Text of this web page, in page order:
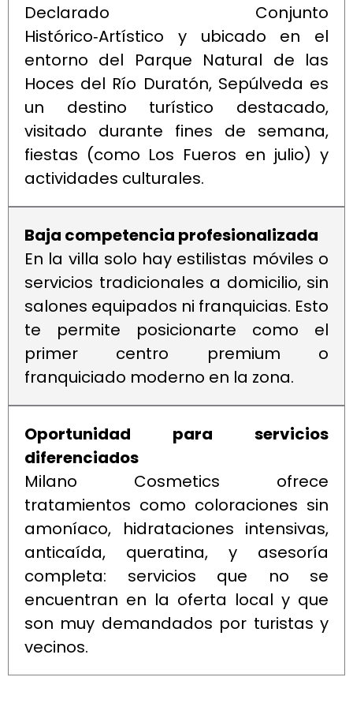
Declarado Conjunto
Histórico‑Artístico y ubicado en el
entorno del Parque Natural de las
Hoces del Río Duratón, Sepúlveda es
un destino turístico destacado,
visitado durante fines de semana,
fiestas (como Los Fueros en julio) y
actividades culturales.
Baja competencia profesionalizada
En la villa solo hay estilistas móviles o
servicios tradicionales a domicilio, sin
salones equipados ni franquicias. Esto
te permite posicionarte como el
primer centro premium o
franquiciado moderno en la zona.
Oportunidad para servicios
diferenciados
Milano Cosmetics ofrece
tratamientos como coloraciones sin
amoníaco, hidrataciones intensivas,
anticaída, queratina, y asesoría
completa: servicios que no se
encuentran en la oferta local y que
son muy demandados por turistas y
vecinos.